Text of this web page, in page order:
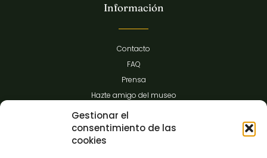
Gestionar el
consentimiento de las
cookies
Información
Contacto
FAQ
Prensa
Hazte amigo del museo
Transparencia